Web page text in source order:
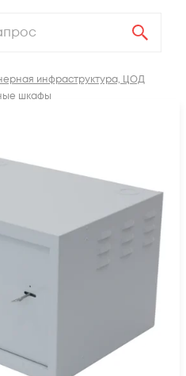
инфраструктура, ЦОД
шкафы